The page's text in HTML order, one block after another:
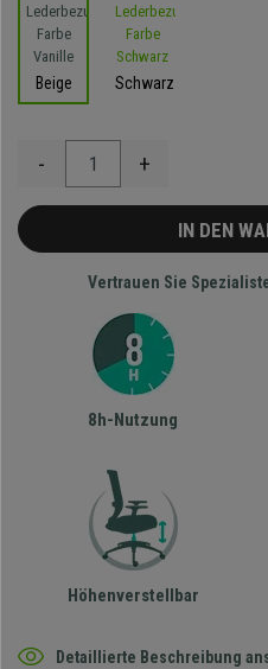
Beige Schwarz
- +
IN DEN
Vertrauen Sie
8h-Nutzung
Höhenverstellbar
Detaillierte Beschreibung